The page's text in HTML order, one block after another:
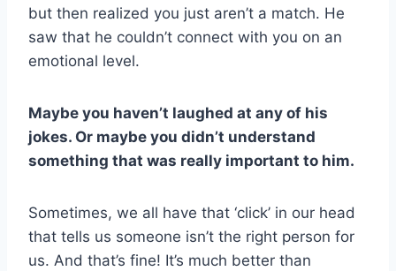
but then realized you just aren’t a match. He
saw that he couldn’t connect with you on an
emotional level.
Maybe you haven’t laughed at any of his
jokes. Or maybe you didn’t understand
something that was really important to him.
Sometimes, we all have that ‘click’ in our head
that tells us someone isn’t the right person for
us. And that’s fine! It’s much better than